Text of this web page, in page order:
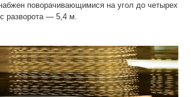
поворачивающимися на угол до четырех
разворота — 5,4 м.